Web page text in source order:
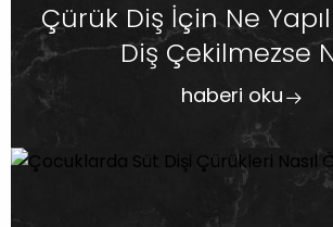
Çürük Diş İçin Ne
Diş Çekilmezse
haberi oku